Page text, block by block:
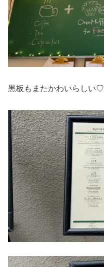
黒板もまたかわいらしい♡